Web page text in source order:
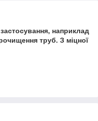
наприклад
труб. З міцної